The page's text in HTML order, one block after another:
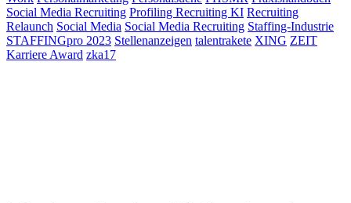
Social Media Recruiting Profiling Recruiting KI Recruiting
Relaunch Social Media Social Media Recruiting Staffing-Industrie
STAFFINGpro 2023 Stellenanzeigen talentrakete XING ZEIT
Karriere Award zka17